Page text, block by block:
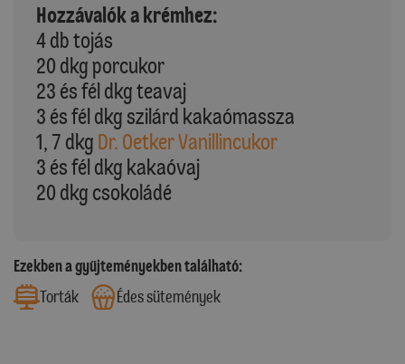
Hozzávalók a krémhez:
4 db tojás
20 dkg porcukor
23 és fél dkg teavaj
3 és fél dkg szilárd kakaómassza
1, 7 dkg Dr. Oetker Vanillincukor
3 és fél dkg kakaóvaj
20 dkg csokoládé
Ezekben a gyűjteményekben található:
Torták
Édes sütemények